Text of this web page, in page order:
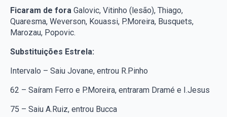
Ficaram de fora Galovic, Vitinho (lesão), Thiago,
Quaresma, Weverson, Kouassi, P.Moreira, Busquets,
Marozau, Popovic.
Substituições Estrela:
Intervalo – Saiu Jovane, entrou R.Pinho
62 – Saíram Ferro e P.Moreira, entraram Dramé e I.Jesus
75 – Saiu A.Ruiz, entrou Bucca